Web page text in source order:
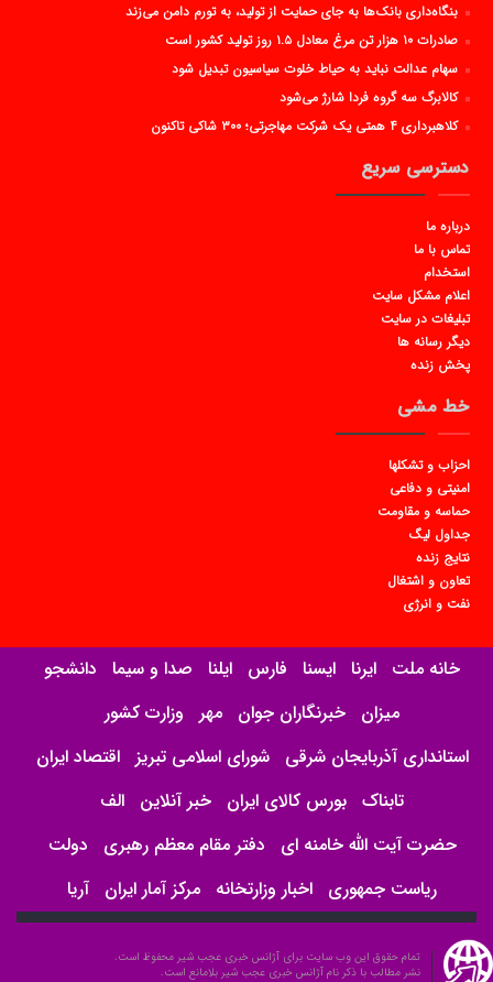
بنگاه‌داری بانک‌ها به جای حمایت از تولید، به تورم دامن می‌زند
صادرات ۱۰ هزار تن مرغ معادل ۱.۵ روز تولید کشور است
سهام عدالت نباید به حیاط خلوت سیاسیون تبدیل شود
کالابرگ سه گروه فردا شارژ می‌شود
کلاهبرداری ۴ همتی یک شرکت مهاجرتی؛ ۳۰۰ شاکی تاکنون
دسترسی سریع
درباره ما
تماس با ما
استخدام
اعلام مشکل سایت
تبلیغات در سایت
دیگر رسانه ها
پخش زنده
خط مشی
احزاب و تشکلها
امنیتی و دفاعی
حماسه و مقاومت
جداول لیگ
نتایج زنده
تعاون و اشتغال
نفت و انرژی
خانه ملت ایرنا ایسنا فارس ایلنا صدا و سیما دانشجو
میزان خبرنگاران جوان مهر وزارت کشور
استانداری آذربایجان شرقی
شورای اسلامی تبریز اقتصاد ایران
تابناک بورس کالای ایران خبر آنلاین الف
حضرت آیت الله خامنه ای
دفتر مقام معظم رهبری
دولت
ریاست جمهوری اخبار وزارتخانه مرکز آمار ایران آریا
تمام حقوق این وب سایت برای آژانس خبری عجب شیر محفوظ است.
نشر مطالب با ذکر نام آژانس خبری عجب شیر بلامانع است.